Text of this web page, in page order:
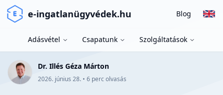
e-ingatlanügyvédek.hu Blog
Adásvétel Csapatunk Szolgáltatások
Dr. Illés Géza Márton
2026. június 28. • 6 perc olvasás